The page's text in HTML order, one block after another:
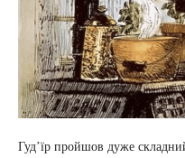
Гудʼїр пройшов дуже